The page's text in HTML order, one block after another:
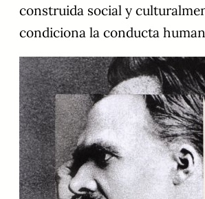
construida social y
condiciona la conducta